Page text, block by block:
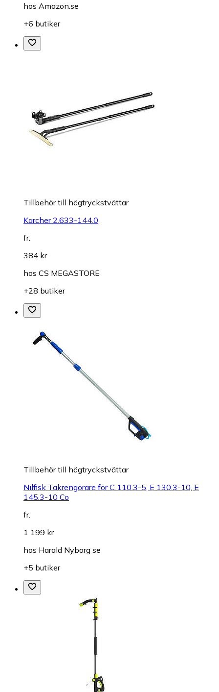
hos Amazon.se
+6 butiker
Tillbehör till högtryckstvättar
Karcher 2.633-144.0
fr.
384 kr
hos CS MEGASTORE
+28 butiker
Tillbehör till högtryckstvättar
Nilfisk Takrengörare för C 110.3-5, E 130.3-10, E
145.3-10 Co
fr.
1 199 kr
hos Harald Nyborg se
+5 butiker